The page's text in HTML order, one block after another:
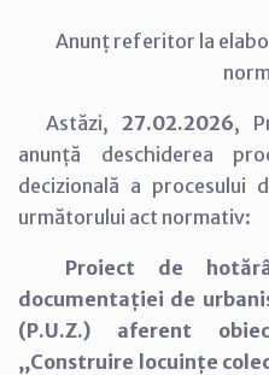
Anunț referitor la
Astăzi, 27.02.2026,
anunță deschiderea
decizională a procesului
următorului act normativ:
Proiect de
documentației de
(P.U.Z.) aferent
,,Construire locuințe